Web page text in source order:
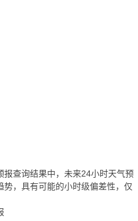
查询结果中，未来24小时天气预
，具有可能的小时级偏差性，仅